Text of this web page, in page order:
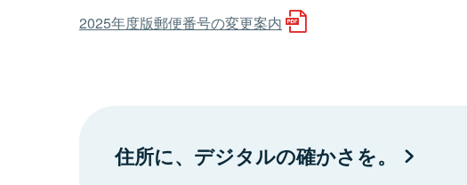
2025年度版郵便番号の変更案内
住所に、デジタルの確かさを。